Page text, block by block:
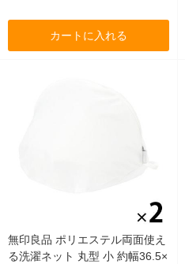
カートに入れる
無印良品 ポリエステル両面使え
る洗濯ネット 丸型 小 約幅36.5×